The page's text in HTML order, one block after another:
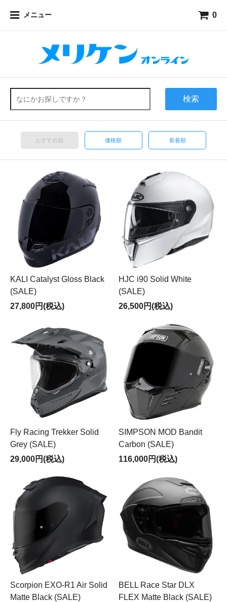
メニュー 0
検索
おすすめ順 価格順 新着順
KALI Catalyst Gloss Black
(SALE)
27,800円(税込)
HJC i90 Solid White
(SALE)
26,500円(税込)
Fly Racing Trekker Solid
Grey (SALE)
29,000円(税込)
SIMPSON MOD Bandit
Carbon (SALE)
116,000円(税込)
Scorpion EXO-R1 Air Solid
Matte Black (SALE)
BELL Race Star DLX
FLEX Matte Black (SALE)